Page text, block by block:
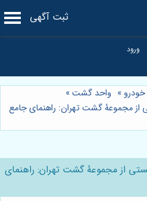
ثبت آگهی
خودرو » واحد گشت»
از مجموعۀ گشت تهران: راهنمای جامع
از مجموعۀ گشت تهران: راهنمای